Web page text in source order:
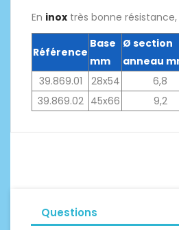
En inox très bonne résistance,
Référence
Base
mm
Ø section
anneau
39.869.01
28x54 6,8
39.869.02 45x66 9,2
Questions